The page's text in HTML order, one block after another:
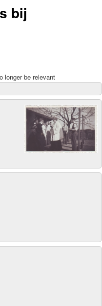
bij
longer be relevant